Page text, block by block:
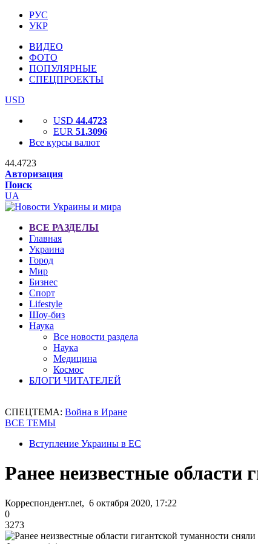
РУС
УКР
ВИДЕО
ФОТО
ПОПУЛЯРНЫЕ
СПЕЦПРОЕКТЫ
USD
USD 44.4723
EUR 51.3096
Все курсы валют
44.4723
Авторизация
Поиск
UA
ВСЕ РАЗДЕЛЫ
Главная
Украина
Город
Мир
Бизнес
Спорт
Lifestyle
Шоу-биз
Наука
Все новости раздела
Наука
Медицина
Космос
БЛОГИ ЧИТАТЕЛЕЙ
СПЕЦТЕМА: Война в Иране
ВСЕ ТЕМЫ
Вступление Украины в ЕС
Ранее неизвестные области
Корреспондент.net, 6 октября 2020, 17:22
0
3273